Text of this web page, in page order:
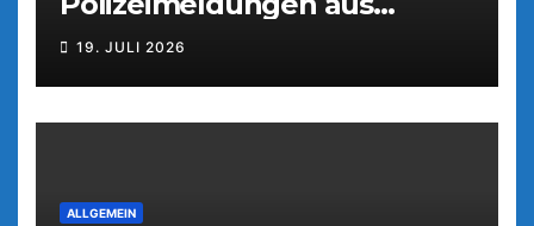
Weiden
19. JULI 2026
ALLGEMEIN